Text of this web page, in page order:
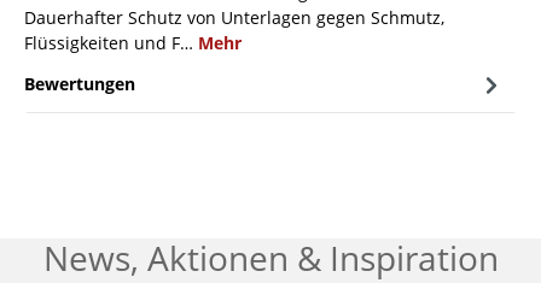
Dauerhafter Schutz von Unterlagen gegen Schmutz,
Flüssigkeiten und F… Mehr
Bewertungen
News, Aktionen & Inspiration